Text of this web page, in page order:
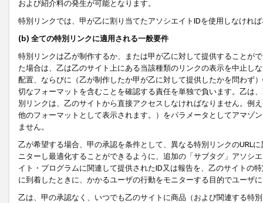
および紹介料の発生が可能となります。
特別リンクでは、甲が乙に割り当てたアソシエイトIDを使用しなけれ
(b) 全ての特別リンクに適用される一般要件
特別リンクは乙が制作するか、または甲が乙に対して提供することが
た場合は、乙は乙のサイト上にある当該種類のリンクの表示を中止し
配置、ならびに（乙が制作したか甲が乙に対して提供したかを問わず
切なフォーマットを含むことを確認する責任を単独で負います。乙は
別リンクは、乙のサイトから直接アクセスしなければなりません。例
他のフォーマットとして表示されます。）をパラメータとしてアマゾ
ません。
乙が希望する場合、甲の承認を条件として、異なる特別リンクのURL
ニターし最適化することができるように、追加の「サブタグ」アソシ
イト・プログラムに関連して提供されたID又は報告を、乙のサイトの
に到着したときに、かかるユーザの行動をモニターする目的でユーザ
乙は、甲の承認なく、いつでも乙のサイトに商品（および関連する特